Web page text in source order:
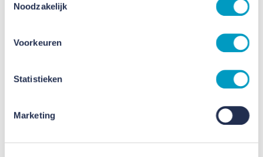
Noodzakelijk
Voorkeuren
Statistieken
Marketing